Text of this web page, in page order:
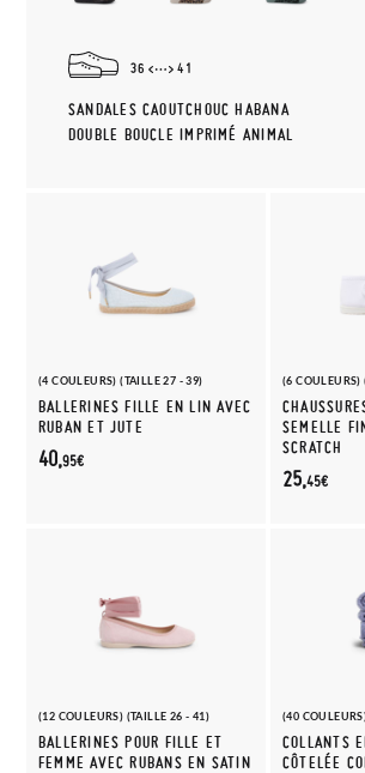
36 41
SANDALES CAOUTCHOUC HABANA
DOUBLE BOUCLE IMPRIMÉ ANIMAL
(4 COULEURS) (TAILLE 27 - 39)
BALLERINES FILLE EN LIN AVEC
RUBAN ET JUTE
40,95€
(6 COULEURS)
SEMELLE
SCRATCH
25,45€
(12 COULEURS) (TAILLE 26 - 41)
BALLERINES POUR FILLE ET
FEMME AVEC RUBANS EN SATIN
(40
COLLANTS
CÔTELÉE